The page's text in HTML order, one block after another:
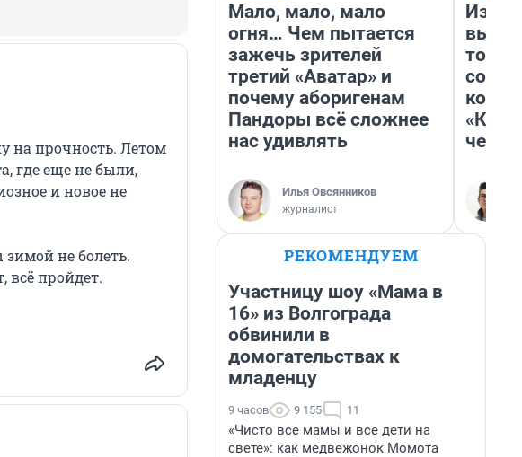
на прочность. Летом
где еще не были,
и новое не
не болеть.
всё пройдет.
Мало, мало, мало
огня… Чем пытается
зажечь зрителей
третий «Аватар» и
почему аборигенам
Пандоры всё сложнее
нас удивлять
Илья Овсянников
журналист
РЕКОМЕНДУЕМ
Участницу шоу «Мама в
16» из Волгограда
обвинили в
домогательствах к
младенцу
9 часов 9 155 11
«Чисто все мамы и все дети на
свете»: как медвежонок Момота